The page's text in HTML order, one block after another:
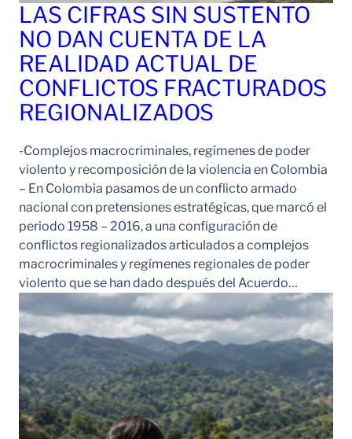
LAS CIFRAS SIN SUSTENTO
NO DAN CUENTA DE LA
REALIDAD ACTUAL DE
CONFLICTOS FRACTURADOS
REGIONALIZADOS
-Complejos macrocriminales, regímenes de poder
violento y recomposición de la violencia en Colombia
– En Colombia pasamos de un conflicto armado
nacional con pretensiones estratégicas, que marcó el
periodo 1958 – 2016, a una configuración de
conflictos regionalizados articulados a complejos
macrocriminales y regímenes regionales de poder
violento que se han dado después del Acuerdo…